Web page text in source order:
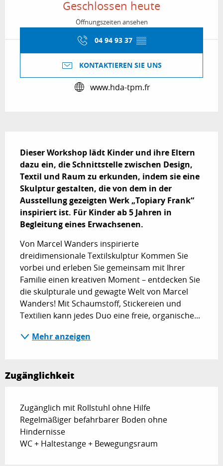
Geschlossen heute
Öffnungszeiten ansehen
04 94 93 37 ▒▒
KONTAKTIEREN SIE UNS
www.hda-tpm.fr
Dieser Workshop lädt Kinder und ihre Eltern
dazu ein, die Schnittstelle zwischen Design,
Textil und Raum zu erkunden, indem sie eine
Skulptur gestalten, die von dem in der
Ausstellung gezeigten Werk „Topiary Frank“
inspiriert ist. Für Kinder ab 5 Jahren in
Begleitung eines Erwachsenen.
Von Marcel Wanders inspirierte
dreidimensionale Textilskulptur Kommen Sie
vorbei und erleben Sie gemeinsam mit Ihrer
Familie einen kreativen Moment – entdecken Sie
die skulpturale und gewagte Welt von Marcel
Wanders! Mit Schaumstoff, Stickereien und
Textilien kann jedes Duo eine freie, organische...
Mehr anzeigen
Zugänglichkeit
Zugänglich mit Rollstuhl ohne Hilfe
Regelmäßiger befahrbarer Boden ohne
Hindernisse
WC + Haltestange + Bewegungsraum